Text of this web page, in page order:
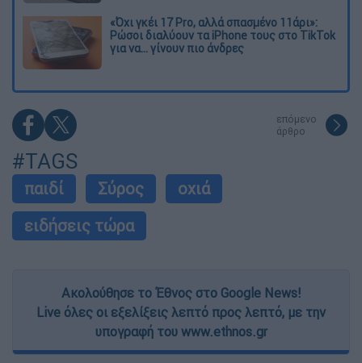
«Όχι γκέι 17 Pro, αλλά σπασμένο 11άρι»:
Ρώσοι διαλύουν τα iPhone τους στο TikTok
για να... γίνουν πιο άνδρες
επόμενο
άρθρο
#TAGS
παιδί Σύρος
οχιά
ειδήσεις τώρα
Ακολούθησε το Έθνος στο Google News!
Live όλες οι εξελίξεις λεπτό προς λεπτό, με την
υπογραφή του www.ethnos.gr